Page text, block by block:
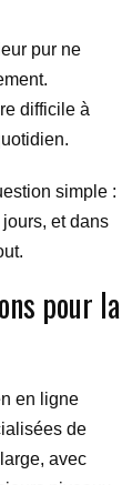
pur ne
difficile à
simple :
et dans
pour la
en ligne
de
avec